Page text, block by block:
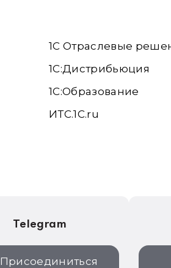
1С Отраслевые
1С:Дистрибьюция
1С:Образование
ИТС.1C.ru
Telegram
Присоединиться